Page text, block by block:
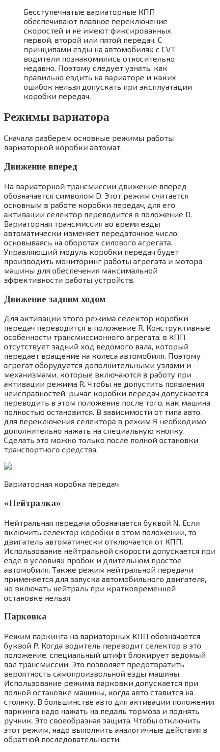
Бесступечнатые вариаторные КПП
обеспечивают плавное переключение
скоростей и не имеют фиксированных
первой, второй или пятой передач. С
принципами езды на автомобилях с CVT
водители познакомились относительно
недавно. Поэтому следует узнать, как
правильно ездить на вариаторе и каких
ошибок нельзя допускать при эксплуатации
коробки передач.
Режимы вариатора
Сначала разберем основные режимы работы
вариаторной коробки автомат.
Движение вперед
На вариаторной трансмиссии движение вперед
обозначается символом D. Этот режим считается
основным в работе коробки передач, для его
активации селектор переводится в положение D.
Вариаторная трансмиссия во время езды
автоматически изменяет передаточное число,
основываясь на оборотах силового агрегата.
Управляющий модуль коробки передач будет
производить мониторинг работы агрегата и мотора
машины для обеспечения максимальной
эффективности работы устройств.
Движение задним ходом
Для активации этого режима селектор коробки
передач переводится в положение R. Конструктивные
особенности трансмиссионного агрегата: в КПП
отсутствует задний ход ведомого вала, который
передает вращение на колеса автомобиля. Поэтому
агрегат оборудуется дополнительными узлами и
механизмами, которые включаются в работу при
активации режима R. Чтобы не допустить появления
неисправностей, рычаг коробки передач допускается
переводить в этом положение после того, как машина
полностью остановится. В зависимости от типа авто,
для переключения селектора в режим R необходимо
дополнительно нажать на специальную кнопку.
Сделать это можно только после полной остановки
транспортного средства.
Вариаторная коробка передач
«Нейтралка»
Нейтральная передача обозначается буквой N. Если
включить селектор коробки в этом положении, то
двигатель автоматически отключается от КПП.
Использование нейтральной скорости допускается при
езде в условиях пробок и длительном простое
автомобиля. Также режим нейтральной передачи
применяется для запуска автомобильного двигателя,
но включать нейтраль при кратковременной
остановке нельзя.
Парковка
Режим паркинга на вариаторных КПП обозначается
буквой P. Когда водитель переводит селектор в это
положение, специальный штифт блокирует ведомый
вал трансмиссии. Это позволяет предотвратить
вероятность самопроизвольной езды машины.
Использование режима парковки допускается при
полной остановке машины, когда авто ставится на
стоянку. В большинстве авто для активации положения
паркинга надо нажать на педаль тормоза и поднять
ручник. Это своеобразная защита. Чтобы отключить
этот режим, надо выполнить аналогичные действия в
обратной последовательности.